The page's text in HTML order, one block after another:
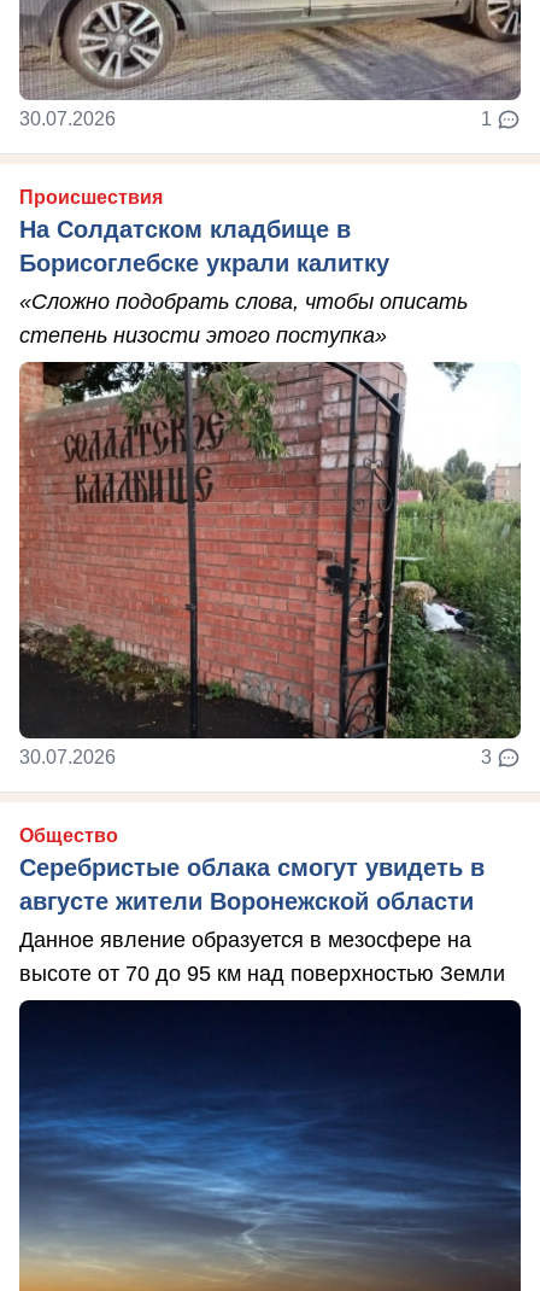
30.07.2026 1
Происшествия
На Солдатском кладбище в
Борисоглебске украли калитку
«Сложно подобрать слова, чтобы описать
степень низости этого поступка»
30.07.2026 3
Общество
Серебристые облака смогут увидеть в
августе жители Воронежской области
Данное явление образуется в мезосфере на
высоте от 70 до 95 км над поверхностью Земли